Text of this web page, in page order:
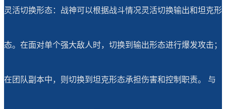
灵活切换形态：战神可以根据战斗情况灵活切换输出和坦克形
态。在面对单个强大敌人时，切换到输出形态进行爆发攻击；
在团队副本中，则切换到坦克形态承担伤害和控制职责。 与